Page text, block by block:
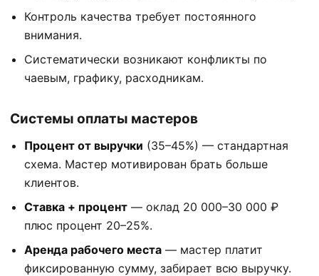
Контроль качества требует постоянного
внимания.
Систематически возникают конфликты по
чаевым, графику, расходникам.
Системы оплаты мастеров
Процент от выручки (35–45%) — стандартная
схема. Мастер мотивирован брать больше
клиентов.
Ставка + процент — оклад 20 000–30 000 ₽
плюс процент 20–25%.
Аренда рабочего места — мастер платит
фиксированную сумму, забирает всю выручку.